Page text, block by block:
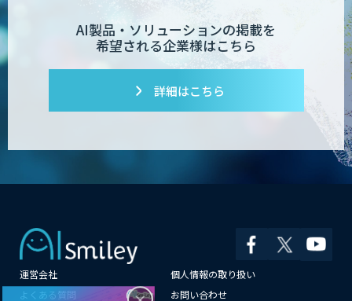
AI製品・ソリューションの掲載を
希望される企業様はこちら
詳細はこちら
運営会社
個人情報の取り扱い
よくある質問
お問い合わせ